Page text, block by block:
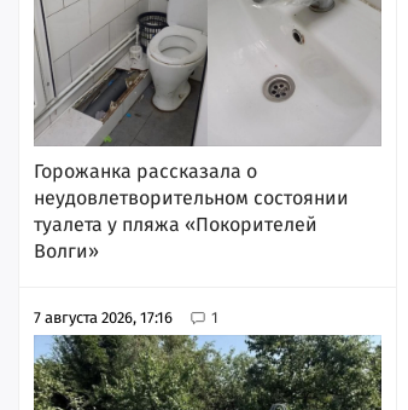
Горожанка рассказала о
неудовлетворительном состоянии
туалета у пляжа «Покорителей
Волги»
7 августа 2026, 17:16 1